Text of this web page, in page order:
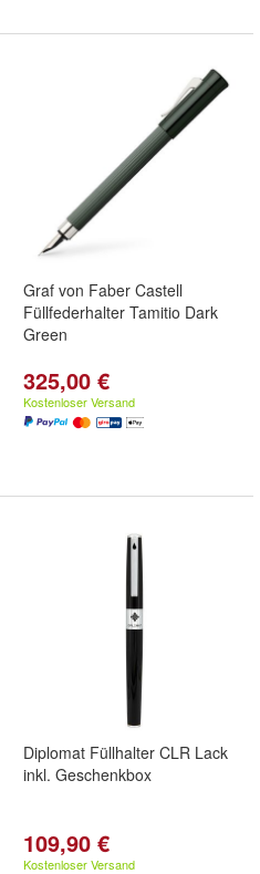
Graf von Faber Castell
Füllfederhalter Tamitio Dark
Green
325,00 €
Kostenloser Versand
Diplomat Füllhalter CLR Lack
inkl. Geschenkbox
109,90 €
Kostenloser Versand